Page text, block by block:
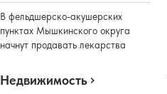
В фельдшерско-акушерских
пунктах Мышкинского округа
начнут продавать лекарства
Недвижимость